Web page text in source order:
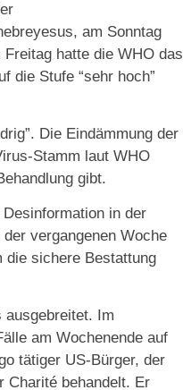
am Sonntag
hatte die WHO das
die Stufe “sehr hoch”
Die Eindämmung der
Stamm laut WHO
gibt.
in der
vergangenen Woche
die sichere Bestattung
ausgebreitet. Im
am Wochenende auf
tätiger US-Bürger, der
Charité behandelt. Er